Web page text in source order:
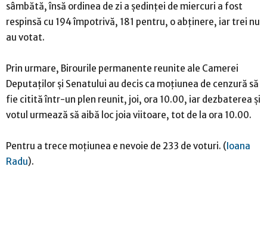
sâmbătă, însă ordinea de zi a ședinței de miercuri a fost
respinsă cu 194 împotrivă, 181 pentru, o abținere, iar trei nu
au votat.
Prin urmare, Birourile permanente reunite ale Camerei
Deputaților și Senatului au decis ca moțiunea de cenzură să
fie citită într-un plen reunit, joi, ora 10.00, iar dezbaterea și
votul urmează să aibă loc joia viitoare, tot de la ora 10.00.
Pentru a trece moțiunea e nevoie de 233 de voturi. (Ioana
Radu).